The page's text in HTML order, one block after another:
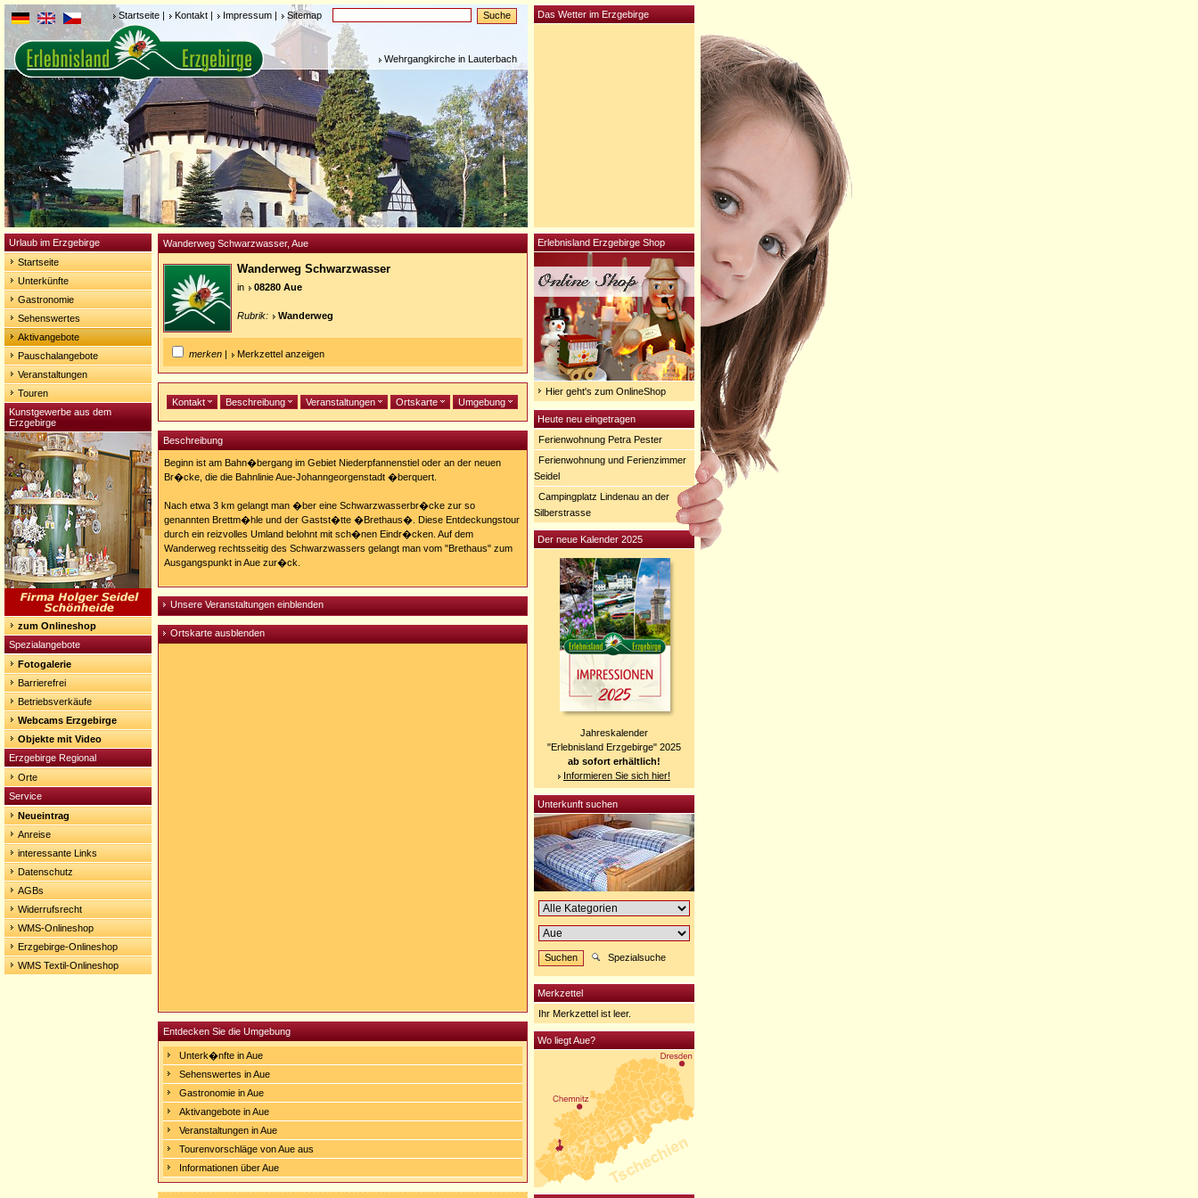
Startseite | Kontakt | Impressum | Sitemap
Wehrgangkirche in Lauterbach
Urlaub im Erzgebirge
Startseite
Unterkünfte
Gastronomie
Sehenswertes
Aktivangebote
Pauschalangebote
Veranstaltungen
Touren
Kunstgewerbe aus dem
Erzgebirge
zum Onlineshop
Spezialangebote
Fotogalerie
Barrierefrei
Betriebsverkäufe
Webcams Erzgebirge
Objekte mit Video
Erzgebirge Regional
Orte
Service
Neueintrag
Anreise
interessante Links
Datenschutz
AGBs
Widerrufsrecht
WMS-Onlineshop
Erzgebirge-Onlineshop
WMS Textil-Onlineshop
Wanderweg Schwarzwasser, Aue
Wanderweg Schwarzwasser
in 08280 Aue
Rubrik: Wanderweg
merken | Merkzettel anzeigen
Kontakt Beschreibung Veranstaltungen Ortskarte Umgebung
Beschreibung
Beginn ist am Bahn�bergang im Gebiet Niederpfannenstiel oder an der neuen
Br�cke, die die Bahnlinie Aue-Johanngeorgenstadt �berquert.
Nach etwa 3 km gelangt man �ber eine Schwarzwasserbr�cke zur so
genannten Brettm�hle und der Gastst�tte �Brethaus�. Diese Entdeckungstour
durch ein reizvolles Umland belohnt mit sch�nen Eindr�cken. Auf dem
Wanderweg rechtsseitig des Schwarzwassers gelangt man vom "Brethaus" zum
Ausgangspunkt in Aue zur�ck.
Unsere Veranstaltungen einblenden
Ortskarte ausblenden
Entdecken Sie die Umgebung
Unterk�nfte in Aue
Sehenswertes in Aue
Gastronomie in Aue
Aktivangebote in Aue
Veranstaltungen in Aue
Tourenvorschläge von Aue aus
Informationen über Aue
Erlebnisland Erzgebirge Shop
Hier geht's zum OnlineShop
Heute neu eingetragen
Ferienwohnung Petra Pester
Ferienwohnung und Ferienzimmer
Seidel
Campingplatz Lindenau an der
Silberstrasse
Der neue Kalender 2025
Jahreskalender
"Erlebnisland Erzgebirge" 2025
ab sofort erhältlich!
Informieren Sie sich hier!
Unterkunft suchen
Spezialsuche
Merkzettel
Ihr Merkzettel ist leer.
Wo liegt Aue?
Das Wetter im Erzgebirge